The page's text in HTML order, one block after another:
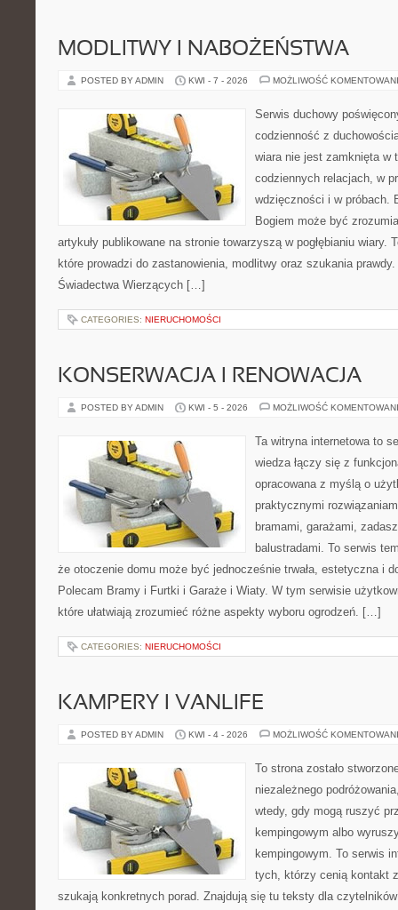
MODLITWY I NABOŻEŃSTWA
POSTED BY ADMIN KWI - 7 - 2026 MOŻLIWOŚĆ
Serwis duchowy
codzienność z
wiara nie jest zamknięta w
codziennych relacjach, w
wdzięczności i w próbach.
Bogiem może być
artykuły publikowane na stronie towarzyszą w pogłębianiu wiary.
które prowadzi do zastanowienia, modlitwy oraz szukania
Świadectwa Wierzących […]
CATEGORIES: NIERUCHOMOŚCI
KONSERWACJA I RENOWACJA
POSTED BY ADMIN KWI - 5 - 2026 MOŻLIWOŚĆ
Ta witryna internetowa to
wiedza łączy się z
opracowana z myślą o
praktycznymi
bramami, garażami,
balustradami. To serwis
że otoczenie domu może być jednocześnie trwała, estetyczna i
Polecam Bramy i Furtki i Garaże i Wiaty. W tym serwisie
które ułatwiają zrozumieć różne aspekty wyboru ogrodzeń. […]
CATEGORIES: NIERUCHOMOŚCI
KAMPERY I VANLIFE
POSTED BY ADMIN KWI - 4 - 2026 MOŻLIWOŚĆ
To strona zostało
niezależnego
wtedy, gdy mogą ruszyć
kempingowym albo
kempingowym. To serwis
tych, którzy cenią kontakt
szukają konkretnych porad. Znajdują się tu teksty dla